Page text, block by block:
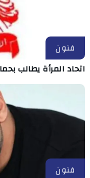
فنون
اتحاد المرأة يطالب
فنون